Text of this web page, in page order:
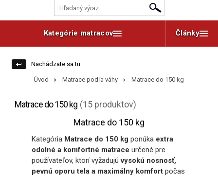
Články
Kategórie matracov
Nachádzate sa tu:
Úvod Matrace podľa váhy Matrace do 150 kg
Matrace do 150 kg (15 produktov)
Matrace do 150 kg
Kategória Matrace do 150 kg ponúka extra
odolné a komfortné matrace určené pre
používateľov, ktorí vyžadujúvysokú nosnosť,
pevnú oporu tela a maximálny komfort počas